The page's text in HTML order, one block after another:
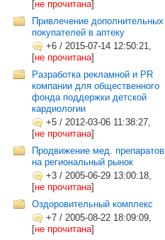
[не прочитана]
Привлечение дополнительных
покупателей в аптеку
+6 / 2015-07-14 12:50:21,
[не прочитана]
Разработка рекламной и PR
компании для общественного
фонда поддержки детской
кардиологии
+5 / 2012-03-06 11:38:27,
[не прочитана]
Продвижение мед. препаратов
на региональный рынок
+3 / 2005-06-29 13:00:18,
[не прочитана]
Оздоровительный комплекс
+7 / 2005-08-22 18:09:09,
[не прочитана]